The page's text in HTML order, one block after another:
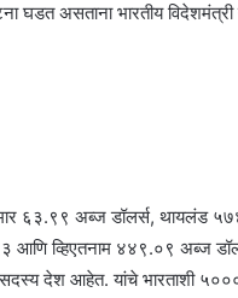
असताना भारतीय विदेशमंत्री या
६३.९९ अब्ज डॉलर्स, थायलंड
आणि व्हिएतनाम ४४९.०९ अब्ज
देश आहेत. यांचे भारताशी ५०००